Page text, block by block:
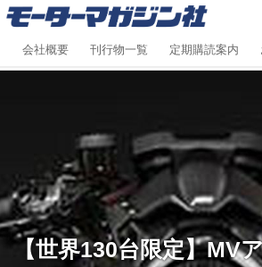
会社概要 刊行物一覧 定期購読案内
【世界130台限定】MV